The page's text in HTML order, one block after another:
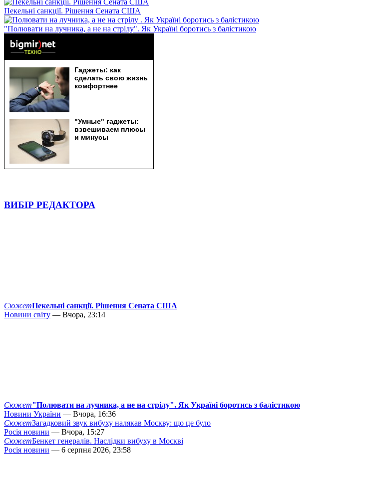
Пекельні санкції. Рішення Сената США
"Полювати на лучника, а не на стрілу". Як Україні боротись з балістикою
ВИБІР РЕДАКТОРА
СюжетПекельні санкції. Рішення Сената США
Новини світу — Вчора, 23:14
Сюжет"Полювати на лучника, а не на стрілу". Як Україні боротись з балістикою
Новини України — Вчора, 16:36
СюжетЗагадковий звук вибуху налякав Москву: що це було
Росія новини — Вчора, 15:27
СюжетБенкет генералів. Наслідки вибуху в Москві
Росія новини — 6 серпня 2026, 23:58